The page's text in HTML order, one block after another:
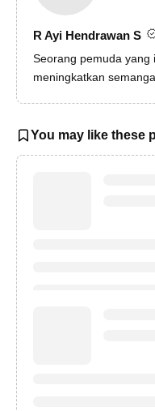
R Ayi Hendrawan S
Seorang pemuda yang
meningkatkan
You may like these